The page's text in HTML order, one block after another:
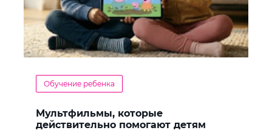
Обучение ребенка
Мультфильмы, которые
действительно помогают детям